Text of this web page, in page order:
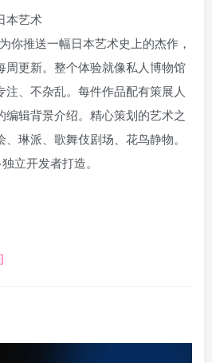
本艺术
你推送一幅日本艺术史上的杰作，
周更新。整个体验就像私人博物馆
、不杂乱。每件作品配有策展人
辑背景介绍。精心策划的艺术之
琳派、歌舞伎剧场、花鸟静物。
立开发者打造。